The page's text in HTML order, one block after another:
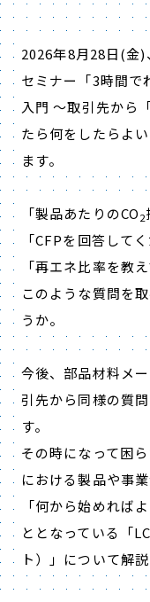
2026年8月28日(金)
セミナー「3時間で
入門 ～取引先から
たら何をしたらよ
ます。
「製品あたりのCO2
「CFPを回答してく
「再エネ比率を教
このような質問を
うか。
今後、部品材料メ
引先から同様の質
す。
その時になって困
における製品や事
「何から始めれば
ととなっている「
ト）」について解